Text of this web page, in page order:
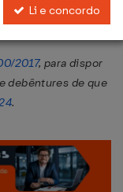
2017, para dispor
debêntures de que
.
Li e concordo